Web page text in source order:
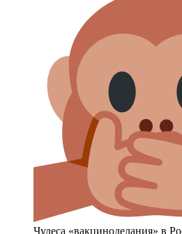
Чудеса «вакциноделания» в